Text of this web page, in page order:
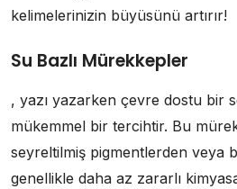
kelimelerinizin büyüsünü artırır!
Su Bazlı Mürekkepler
, yazı yazarken çevre dostu bir
mükemmel bir tercihtir. Bu
seyreltilmiş pigmentlerden veya
genellikle daha az zararlı